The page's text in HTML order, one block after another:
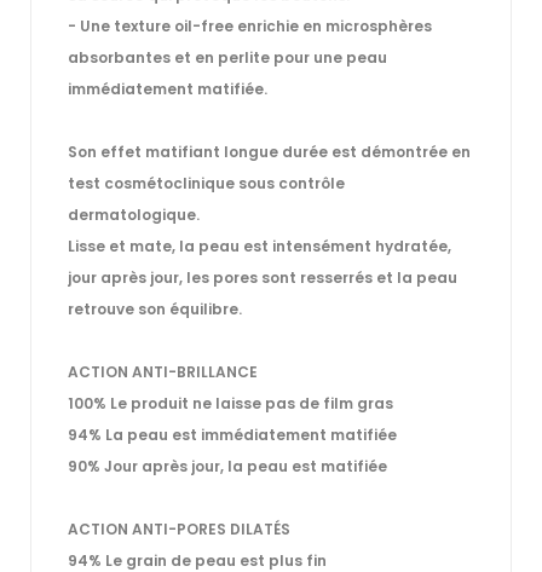
- Une texture oil-free enrichie en microsphères
absorbantes et en perlite pour une peau
immédiatement matifiée.
Son effet matifiant longue durée est démontrée en
test cosmétoclinique sous contrôle
dermatologique.
Lisse et mate, la peau est intensément hydratée,
jour après jour, les pores sont resserrés et la peau
retrouve son équilibre.
ACTION ANTI-BRILLANCE
100% Le produit ne laisse pas de film gras
94% La peau est immédiatement matifiée
90% Jour après jour, la peau est matifiée
ACTION ANTI-PORES DILATÉS
94% Le grain de peau est plus fin